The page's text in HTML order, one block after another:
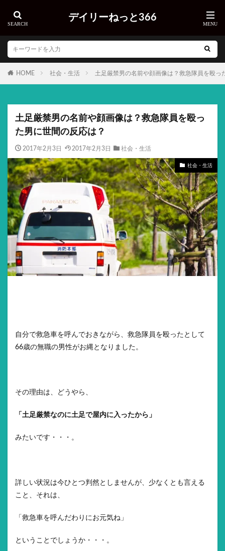
デイリーねっと366
HOME 社会・生活 土足厳禁男の名前や顔画像は？救急隊員を殴っ
土足厳禁男の名前や顔画像は？救急隊員を殴っ
た男に世間の反応は？
2017年2月3日 2017年2月3日 社会・生活
社会・生活
自分で救急車を呼んでおきながら、救急隊員を殴ったとして
66歳の無職の男性がお縄となりました。
その理由は、どうやら、
「土足厳禁なのに土足で屋内に入ったから」
みたいです・・・。
詳しい状況は今ひとつ判然としませんが、少なくとも言える
こと、それは、
「救急車を呼んだわりにお元気ね」
ということでしょうか・・・。